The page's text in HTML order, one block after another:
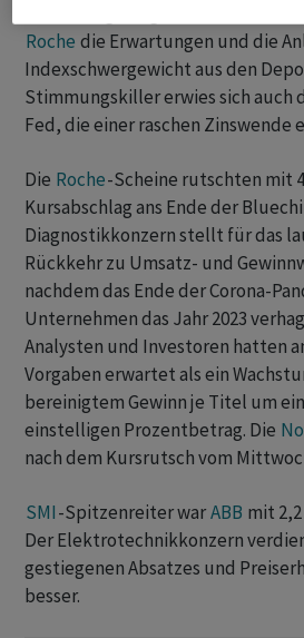
Roche die Erwartungen und die
Indexschwergewicht aus den
Stimmungskiller erwies sich auch
Fed, die einer raschen Zinswende
Die Roche-Scheine rutschten mit
Kursabschlag ans Ende der
Diagnostikkonzern stellt für das
Rückkehr zu Umsatz- und
nachdem das Ende der Corona-
Unternehmen das Jahr 2023
Analysten und Investoren hatten
Vorgaben erwartet als ein
bereinigtem Gewinn je Titel um
einstelligen Prozentbetrag. Die
nach dem Kursrutsch vom
SMI-Spitzenreiter warABB mit
Der Elektrotechnikkonzern
gestiegenen Absatzes und
besser.